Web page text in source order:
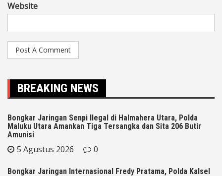
Website
BREAKING NEWS
Bongkar Jaringan Senpi Ilegal di Halmahera Utara, Polda
Maluku Utara Amankan Tiga Tersangka dan Sita 206 Butir
Amunisi
5 Agustus 2026 0
Bongkar Jaringan Internasional Fredy Pratama, Polda Kalsel